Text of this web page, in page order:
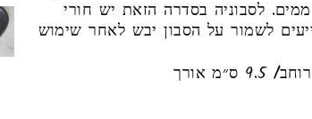
לסבוניה בסדרה הזאת יש חורי
לשמור על הסבון יבש לאחר שימוש